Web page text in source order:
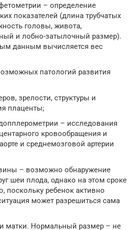
– определение
показателей (длина трубчатых
головы, живота,
и лобно-затылочный размер).
данным вычисляется вес
патологий развития
зрелости, структуры и
плаценты;
– исследования
кровообращения и
и среднемозговой артерии
– возможно обнаружение
шеи плода, однако на этом сроке
поскольку ребенок активно
может разрешиться сама
матки. Нормальный размер – не